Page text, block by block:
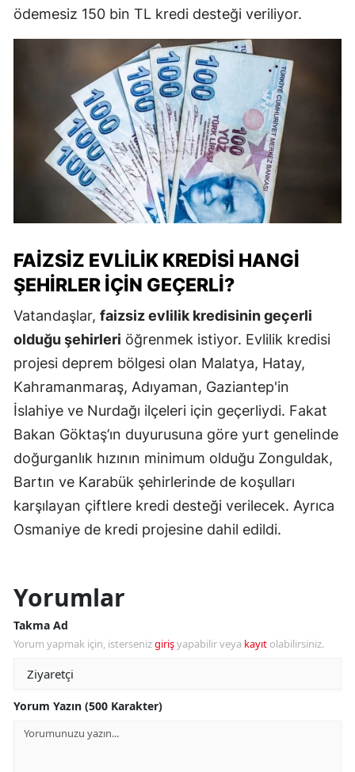
ödemesiz 150 bin TL kredi desteği veriliyor.
FAIZSIZ EVLILIK KREDISI HANGI
ŞEHIRLER İÇIN GEÇERLI?
Vatandaşlar, faizsiz evlilik kredisinin geçerli
olduğu şehirleri öğrenmek istiyor. Evlilik kredisi
projesi deprem bölgesi olan Malatya, Hatay,
Kahramanmaraş, Adıyaman, Gaziantep'in
İslahiye ve Nurdağı ilçeleri için geçerliydi. Fakat
Bakan Göktaş’ın duyurusuna göre yurt genelinde
doğurganlık hızının minimum olduğu Zonguldak,
Bartın ve Karabük şehirlerinde de koşulları
karşılayan çiftlere kredi desteği verilecek. Ayrıca
Osmaniye de kredi projesine dahil edildi.
Yorumlar
Takma Ad
Yorum yapmak için, istersenizgirişyapabilir veya kayıt olabilirsiniz.
Yorum Yazın (500 Karakter)